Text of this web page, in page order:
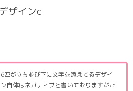
ザインc
匹が立ち並び下に文字を添えてるデザイ
自体はネガティブと書いておりますがご